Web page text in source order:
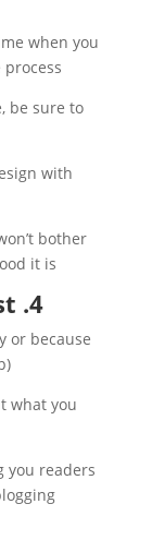
when you
be sure to
with
bother
it is.
4. Write your first blog post
or because
what you
you readers